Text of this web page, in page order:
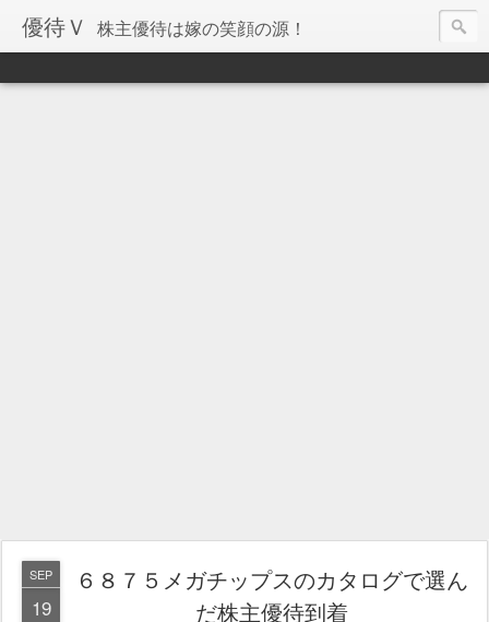
優待Ｖ 株主優待は嫁の笑顔の源！
SEP
19
６８７５メガチップスのカタログで選ん
だ株主優待到着